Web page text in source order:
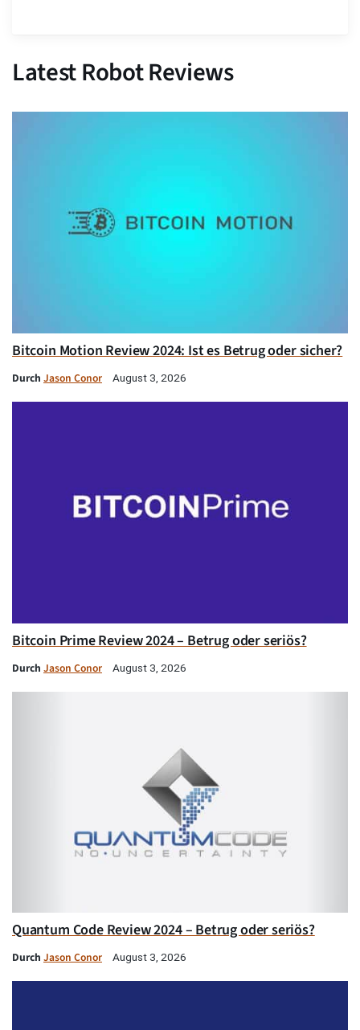
Latest Robot Reviews
Bitcoin Motion Review 2024: Ist es Betrug oder sicher?
Durch Jason Conor August 3, 2026
Bitcoin Prime Review 2024 – Betrug oder seriös?
Durch Jason Conor August 3, 2026
Quantum Code Review 2024 – Betrug oder seriös?
Durch Jason Conor August 3, 2026